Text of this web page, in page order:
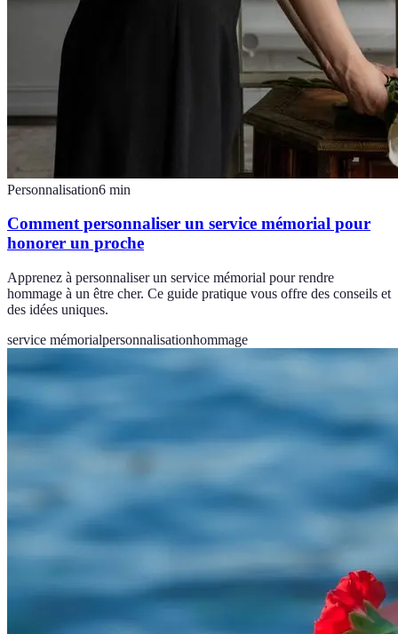
Personnalisation6 min
Comment personnaliser un service mémorial pour
honorer un proche
Apprenez à personnaliser un service mémorial pour rendre
hommage à un être cher. Ce guide pratique vous offre des conseils et
des idées uniques.
service mémorialpersonnalisationhommage